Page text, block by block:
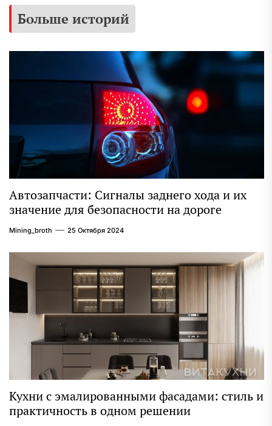
Больше историй
Автозапчасти: Сигналы заднего хода и их
значение для безопасности на дороге
Mining_broth 25 Октября 2024
Кухни с эмалированными фасадами: стиль и
практичность в одном решении